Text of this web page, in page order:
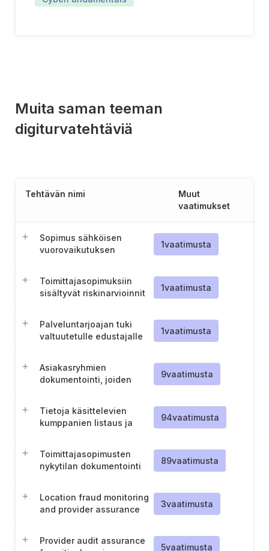
Muita saman teeman
digiturvatehtäviä
Tehtävän nimi
Muut
vaatimukset
Sopimus sähköisen
vuorovaikutuksen
1vaatimusta
Toimittajasopimuksiin
sisältyvät riskinarvioinnit
1vaatimusta
Palveluntarjoajan tuki
valtuutetulle edustajalle
1vaatimusta
Asiakasryhmien
dokumentointi, joiden
9vaatimusta
Tietoja käsittelevien
kumppanien listaus ja
94vaatimusta
Toimittajasopimusten
nykytilan dokumentointi
89vaatimusta
Location fraud monitoring
and provider assurance
3vaatimusta
Provider audit assurance
5vaatimusta